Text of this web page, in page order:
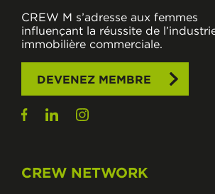
CREW M s’adresse aux femmes
influençant la réussite de
immobilière commerciale.
DEVENEZ MEMBRE
CREW NETWORK